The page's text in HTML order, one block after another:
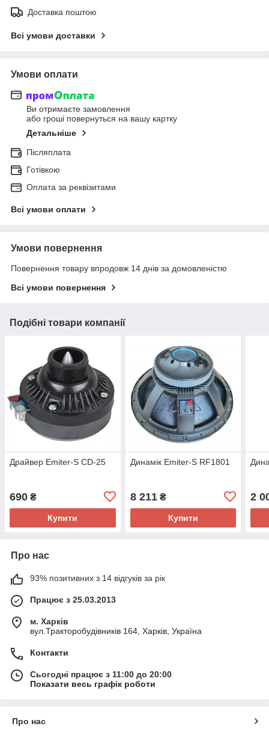
Доставка поштою
Всі умови доставки
Умови оплати
Ви отримаєте замовлення
або гроші повернуться на вашу картку
Детальніше
Післяплата
Готівкою
Оплата за реквізитами
Всі умови оплати
Умови повернення
Повернення товару впродовж 14 днів за домовленістю
Всі умови повернення
Подібні товари компанії
Драйвер Emiter-S CD-25
690 ₴
Купити
Динамік Emiter-S RF1801
8 211₴
Купити
2
Про нас
93% позитивних з 14 відгуків за рік
Працює з 25.03.2013
м. Харків
вул.Тракторобудівників 164, Харків, Україна
Контакти
Сьогодні працює з 11:00 до 20:00
Показати весь графік роботи
Про нас